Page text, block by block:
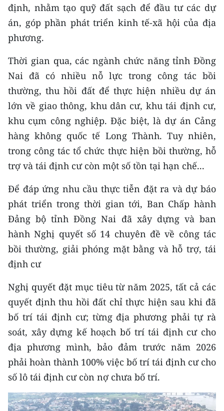
Media Thế giới
Media Thể thao
Media Giáo dục
Media Y tế
Media Khoa học - Công nghệ
Media Môi trường
Ảnh
Infographic
TIN MỚI
TIN ĐỊA PHƯƠNG
Trung du và miền núi phía Bắc
Đồng bằng sông Hồng
Bắc Trung Bộ
Duyên hải Nam Trung Bộ và Tây
Nguyên
Đông Nam Bộ
Đồng bằng sông Cửu Long
định, nhằm tạo quỹ đất sạch để đầu tư các dự
án, góp phần phát triển kinh tế-xã hội của địa
phương.
Thời gian qua, các ngành chức năng tỉnh Đồng
Nai đã có nhiều nỗ lực trong công tác bồi
thường, thu hồi đất để thực hiện nhiều dự án
lớn về giao thông, khu dân cư, khu tái định cư,
khu cụm công nghiệp. Đặc biệt, là dự án Cảng
hàng không quốc tế Long Thành. Tuy nhiên,
trong công tác tổ chức thực hiện bồi thường, hỗ
trợ và tái định cư còn một số tồn tại hạn chế...
Để đáp ứng nhu cầu thực tiễn đặt ra và dự báo
phát triển trong thời gian tới, Ban Chấp hành
Đảng bộ tỉnh Đồng Nai đã xây dựng và ban
hành Nghị quyết số 14 chuyên đề về công tác
bồi thường, giải phóng mặt bằng và hỗ trợ, tái
định cư
Nghị quyết đặt mục tiêu từ năm 2025, tất cả các
quyết định thu hồi đất chỉ thực hiện sau khi đã
bố trí tái định cư; từng địa phương phải tự rà
soát, xây dựng kế hoạch bố trí tái định cư cho
địa phương mình, bảo đảm trước năm 2026
phải hoàn thành 100% việc bố trí tái định cư cho
số lô tái định cư còn nợ chưa bố trí.